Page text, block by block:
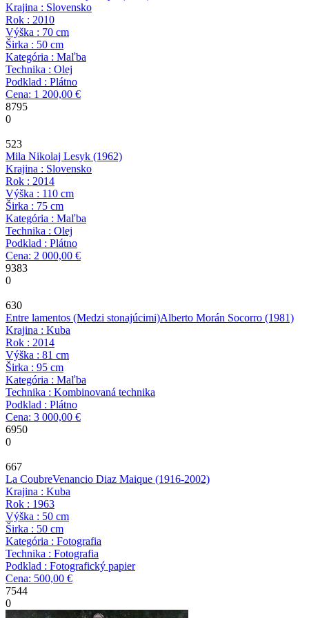
Krajina : Slovensko
Rok : 2010
Výška : 70 cm
Širka : 50 cm
Kategória : Maľba
Technika : Olej
Podklad : Plátno
Cena: 1 200,00 €
8795
0
523
Mila Nikolaj Lesyk (1962)
Krajina : Slovensko
Rok : 2014
Výška : 110 cm
Širka : 75 cm
Kategória : Maľba
Technika : Olej
Podklad : Plátno
Cena: 2 000,00 €
9383
0
630
Entre lamentos (Medzi stonajúcimi)Alberto Morán Socorro (1981)
Krajina : Kuba
Rok : 2014
Výška : 81 cm
Širka : 95 cm
Kategória : Maľba
Technika : Kombinovaná technika
Podklad : Plátno
Cena: 3 000,00 €
6950
0
667
La CoubreVenancio Diaz Maique (1916-2002)
Krajina : Kuba
Rok : 1963
Výška : 50 cm
Širka : 50 cm
Kategória : Fotografia
Technika : Fotografia
Podklad : Fotografický papier
Cena: 500,00 €
7544
0